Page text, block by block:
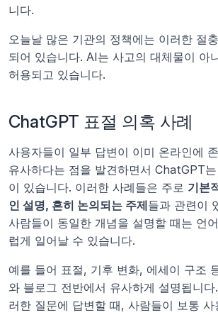
니다.
오늘날 많은 기관의 정책에는 이러한 절
되어 있습니다. AI는 사고의 대체물이 아
허용되고 있습니다.
ChatGPT 표절 의혹 사례
사용자들이 일부 답변이 이미 온라인에
유사하다는 점을 발견하면서 ChatGPT
이 있습니다. 이러한 사례들은 주로 기본
인 설명, 흔히 논의되는 주제들과 관련이
사람들이 동일한 개념을 설명할 때는 언
럽게 일어날 수 있습니다.
예를 들어 표절, 기후 변화, 에세이 구조
와 블로그 전반에서 유사하게 설명됩니
러한 질문에 답변할 때, 사람들이 보통 사